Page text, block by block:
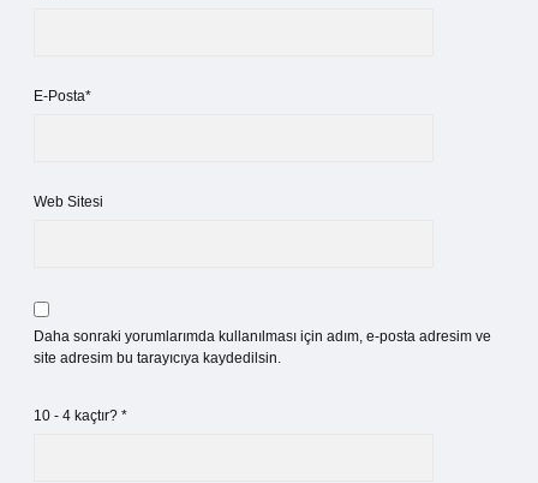
E-Posta*
Web Sitesi
Daha sonraki yorumlarımda kullanılması için adım, e-posta adresim ve
site adresim bu tarayıcıya kaydedilsin.
10 - 4 kaçtır? *